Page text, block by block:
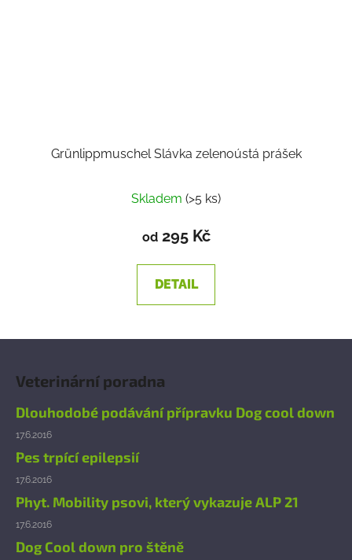
Grünlippmuschel Slávka zelenoústá prášek
Skladem (>5 ks)
od295 Kč
DETAIL
Veterinární poradna
Dlouhodobé podávání přípravku Dog cool down
17.6.2016
Pes trpící epilepsií
17.6.2016
Phyt. Mobility psovi, který vykazuje ALP 21
17.6.2016
Dog Cool down pro štěně